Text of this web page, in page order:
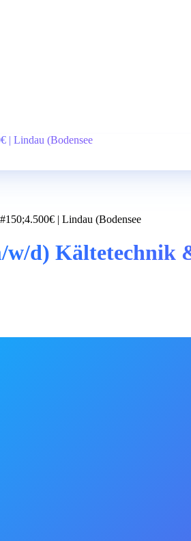
| Lindau (Bodensee
| Lindau (Bodensee
d) Kältetechnik